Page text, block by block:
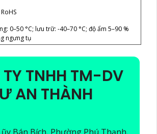
RoHS
0–50 °C; lưu trữ: -40–70 °C; độ ẩm 5–90 %
ngưng tụ
TNHH TM-DV
AN THÀNH
Bán Bích, Phường Phú Thạnh,